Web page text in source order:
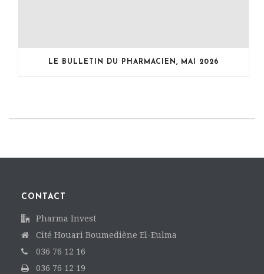
LE BULLETIN DU PHARMACIEN, MAI 2026
CONTACT
Pharma Invest
Cité Houari Boumediène El-Eulma
036 76 12 16
036 76 12 19